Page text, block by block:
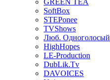
GREEN TEA
SoftBox
STEPonee
TVShows
Люб. Одноголосый
HighHopes
LE-Production
DubLik.Tv
DAVOICES